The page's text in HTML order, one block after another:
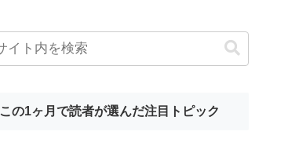
この1ヶ月で読者が選んだ注目トピック